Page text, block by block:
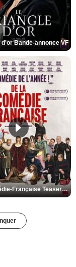
d'or Bande-annonce VF
De la Comédie-Française Teaser VF